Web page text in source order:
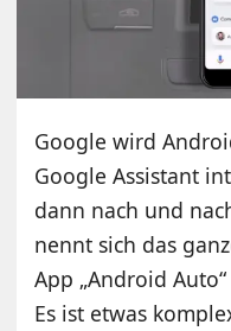
Google wird
Google Assistant
dann nach und
nennt sich das
App „Android
Es ist etwas